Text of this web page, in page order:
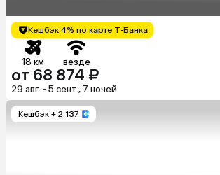
Кешбэк 4% по карте Т-Банка
18 км везде
от 68 874 ₽
29 авг. - 5 сент., 7 ночей
Кешбэк + 2 137